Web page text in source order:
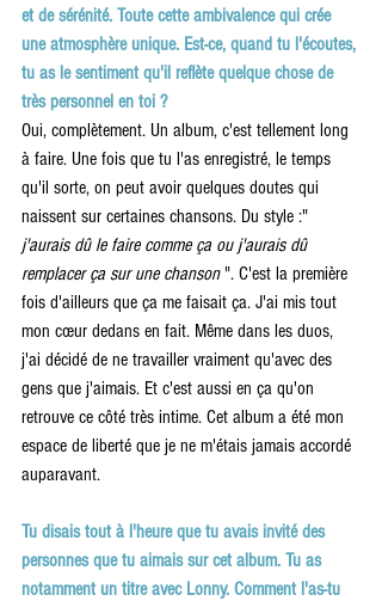
et de sérénité. Toute cette ambivalence qui crée
une atmosphère unique. Est-ce, quand tu l'écoutes,
tu as le sentiment qu'il reflète quelque chose de
très personnel en toi ?
Oui, complètement. Un album, c'est tellement long
à faire. Une fois que tu l'as enregistré, le temps
qu'il sorte, on peut avoir quelques doutes qui
naissent sur certaines chansons. Du style :"
j'aurais dû le faire comme ça ou j'aurais dû
remplacer ça sur une chanson ". C'est la première
fois d'ailleurs que ça me faisait ça. J'ai mis tout
mon cœur dedans en fait. Même dans les duos,
j'ai décidé de ne travailler vraiment qu'avec des
gens que j'aimais. Et c'est aussi en ça qu'on
retrouve ce côté très intime. Cet album a été mon
espace de liberté que je ne m'étais jamais accordé
auparavant.
Tu disais tout à l'heure que tu avais invité des
personnes que tu aimais sur cet album. Tu as
notamment un titre avec Lonny. Comment l'as-tu